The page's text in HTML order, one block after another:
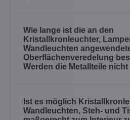
Wie lange ist die an den
Kristallkronleuchter,
Wandleuchten
Oberflächenveredelung
Werden die Metallteile
Ist es möglich
Wandleuchten, Steh- und